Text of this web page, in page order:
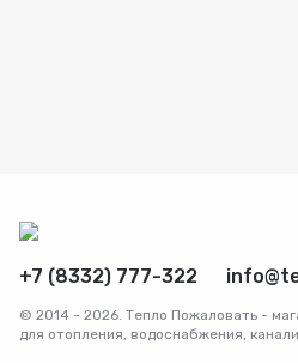
+7 (8332) 777-322
© 2014 - 2026. Тепло Пожаловать -
для отопления, водоснабжения,